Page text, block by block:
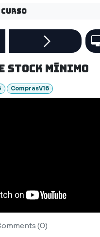
stock mínimo
ComprasV16
(0)